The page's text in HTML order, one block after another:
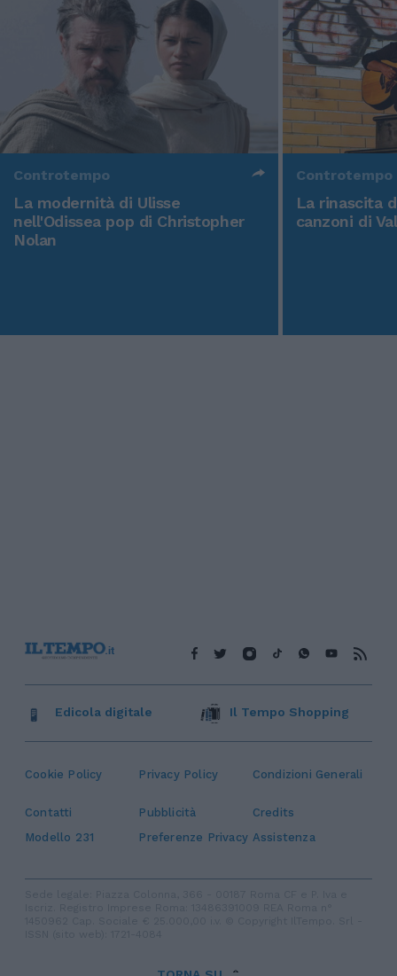
Controtempo
La modernità di Ulisse
nell'Odissea pop di Christopher
Nolan
Controtempo
La rinascita
canzoni di
Cookie Policy Privacy Policy Condizioni Generali
Contatti Pubblicità
Credits
Modello 231
Preferenze Privacy Assistenza
Edicola digitale Il Tempo Shopping